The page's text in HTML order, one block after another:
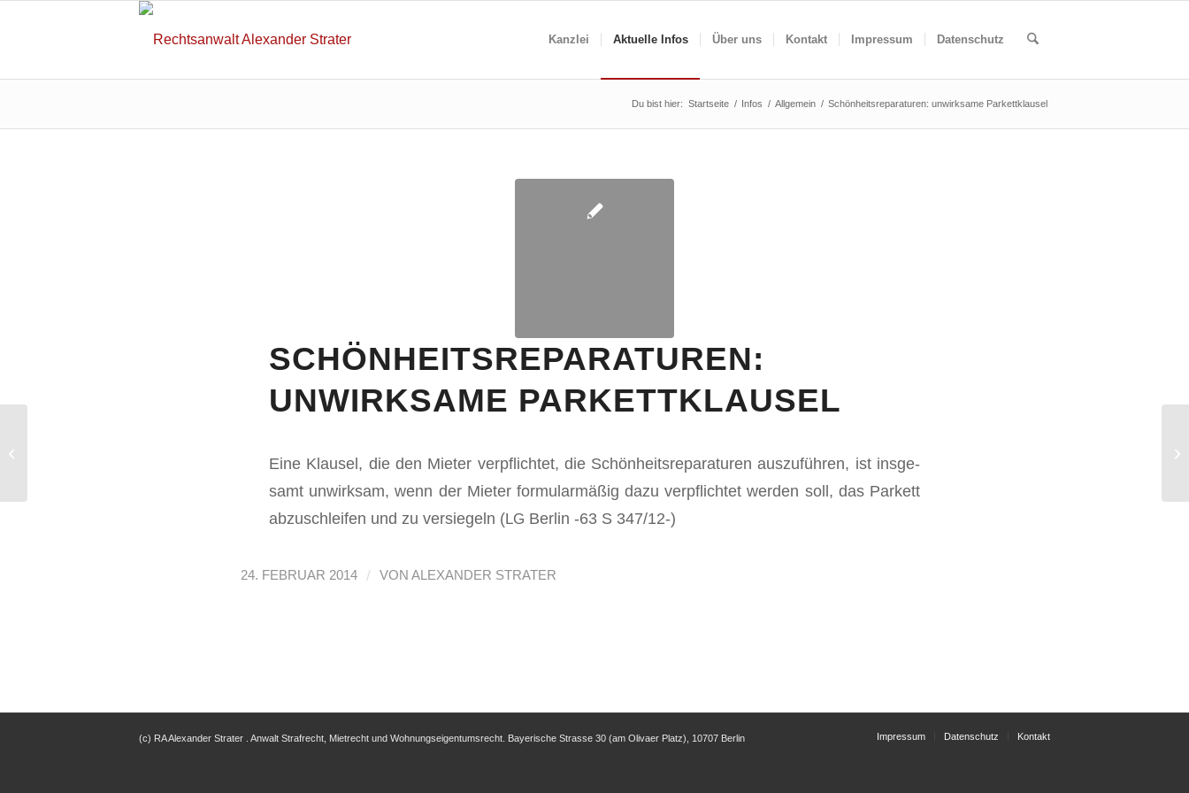
Kanzlei Aktuelle Infos Über uns Kontakt Impressum Datenschutz
Du bist hier: Startseite / Infos / Allgemein / Schönheitsreparaturen: unwirksame Parkettklausel
SCHÖNHEITSREPARATUREN:
UNWIRKSAME PARKETTKLAUSEL
Eine Klausel, die den Mieter verpflichtet, die Schön­heit­srepara­turen auszuführen, ist ins­ge­
samt unwirk­sam, wenn der Mieter for­mu­la­rmäßig dazu verpflichtet wer­den soll, das Par­kett
abzuschleifen und zu ver­siegeln (LG Berlin ‑63 S 347/12-)
24. FEBRUAR 2014 / VON ALEXANDER STRATER
(c) RA Alexander Strater . Anwalt Strafrecht, Mietrecht und Wohnungseigentumsrecht. Baye­ri­sche Stra­sse 30 (am Oli­va­er Platz), 10707 Ber­lin Impressum Datenschutz Kontakt